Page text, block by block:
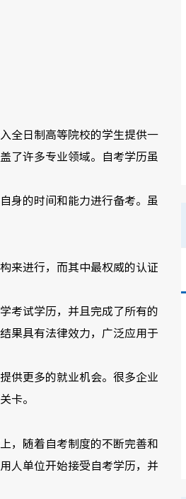
全日制高等院校的学生提供一
了许多专业领域。自考学历虽
身的时间和能力进行备考。虽
来进行，而其中最权威的认证
考试学历，并且完成了所有的
果具有法律效力，广泛应用于
供更多的就业机会。很多企业
卡。
，随着自考制度的不断完善和
人单位开始接受自考学历，并